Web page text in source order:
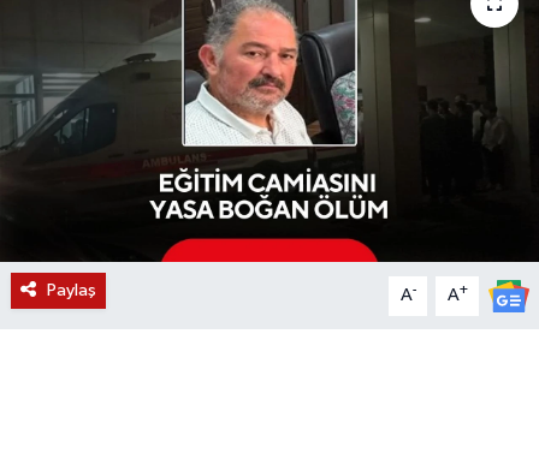
Paylaş A- A+
DEMİRCİ
GÖLMARMARA
GÖRDES
KÖPRÜBAŞI
SOMA
SARUHANLI
ŞEHZADELER
SELENDİ
TURGUTLU
YAŞAM
LIFE
BİLİM VE TEKNOLOJİ
YAZARLAR
MANİSA'NIN YÖRESEL LEZZETLERİ